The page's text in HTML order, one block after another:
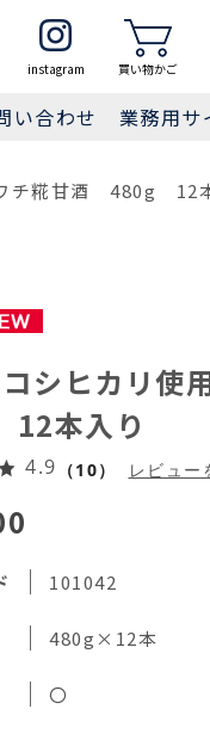
instagram 買い物かご
い合わせ 業務用サ
チ糀甘酒 480g 12
コシヒカリ
本入り
4.9 （10） レビュー
101042
480g×12本
〇